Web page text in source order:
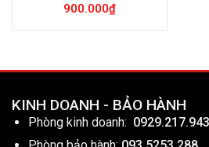
900.000₫
KINH DOANH - BẢO HÀNH
Phòng kinh doanh: 0929.217.943